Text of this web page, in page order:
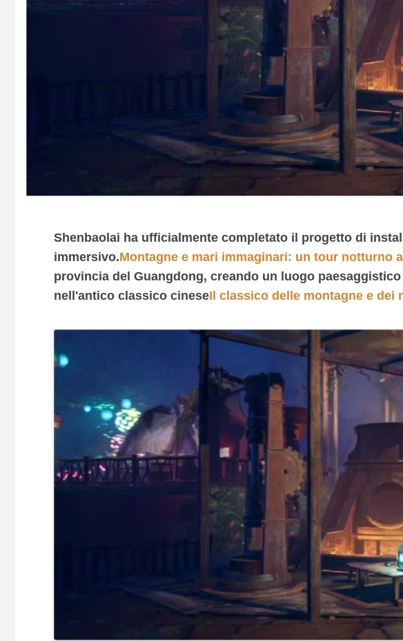
Shenbaolai ha ufficialmente completato il progetto di
immersivo.Montagne e mari immaginari: un tour notturno
provincia del Guangdong, creando un luogo
nell'antico classico cineseIl classico delle montagne e dei